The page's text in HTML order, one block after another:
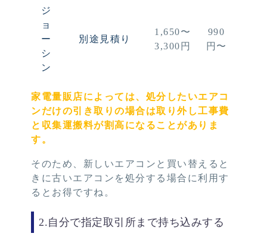
ジ
ョ
ー
シ
ン
別途見積り
1,650〜
3,300円
990
円〜
家電量販店によっては、処分したいエアコ
ンだけの引き取りの場合は取り外し工事費
と収集運搬料が割高になることがありま
す。
そのため、新しいエアコンと買い替えると
きに古いエアコンを処分する場合に利用す
るとお得ですね。
2.自分で指定取引所まで持ち込みする